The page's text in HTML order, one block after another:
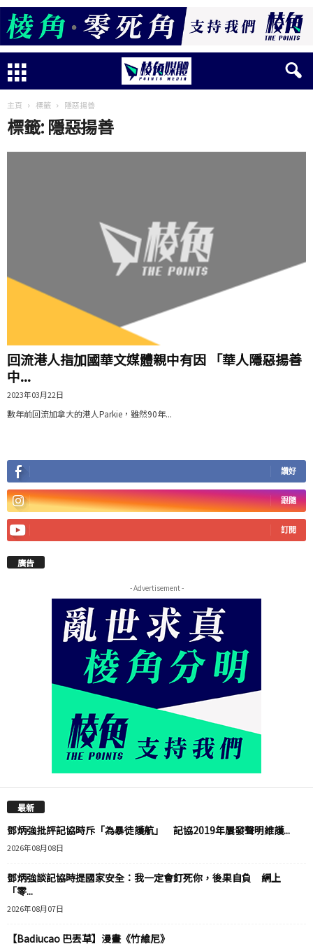
主頁 標籤 隱惡揚善
標籤: 隱惡揚善
回流港人指加國華文媒體親中有因 「華人隱惡揚善
中...
2023年03月22日
數年前回流加拿大的港人Parkie，雖然90年...
讚好
跟隨
訂閱
廣告
- Advertisement -
最新
鄧炳強批評記協時斥「為暴徒護航」 記協2019年屢發聲明維護...
2026年08月08日
鄧炳強談記協時提國家安全：我一定會釘死你，後果自負 網上
「零...
2026年08月07日
【Badiucao 巴丟草】漫畫《竹維尼》